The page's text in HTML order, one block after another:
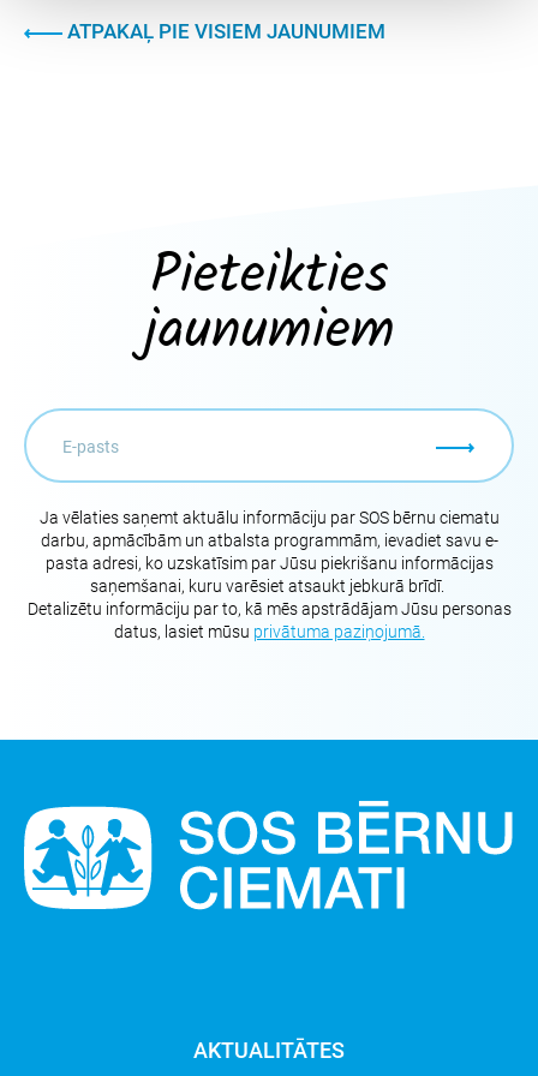
ATPAKAĻ PIE VISIEM JAUNUMIEM
Pieteikties
jaunumiem
Ja vēlaties saņemt aktuālu informāciju par SOS bērnu ciematu
darbu, apmācībām un atbalsta programmām, ievadiet savu e-
pasta adresi, ko uzskatīsim par Jūsu piekrišanu informācijas
saņemšanai, kuru varēsiet atsaukt jebkurā brīdī.
Detalizētu informāciju par to, kā mēs apstrādājam Jūsu personas
datus, lasiet mūsu privātuma paziņojumā.
AKTUALITĀTES